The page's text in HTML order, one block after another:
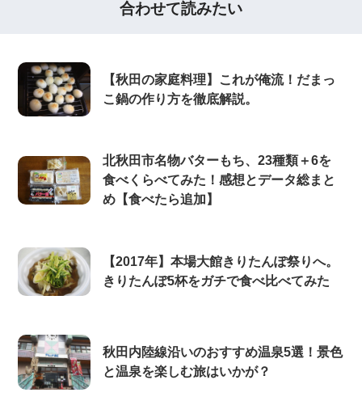
合わせて読みたい
【秋田の家庭料理】これが俺流！だまっ
こ鍋の作り方を徹底解説。
北秋田市名物バターもち、23種類＋6を
食べくらべてみた！感想とデータ総まと
め【食べたら追加】
【2017年】本場大館きりたんぽ祭りへ。
きりたんぽ5杯をガチで食べ比べてみた
秋田内陸線沿いのおすすめ温泉5選！景色
と温泉を楽しむ旅はいかが？